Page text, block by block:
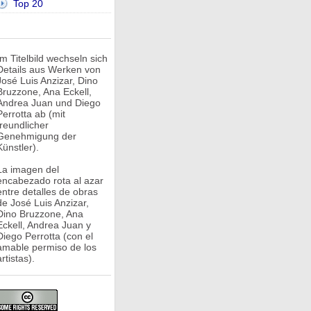
Top 20
Titelbild wechseln sich
aus Werken von
Luis Anzizar, Dino
Ana Eckell,
Juan und Diego
ab (mit
der
imagen del
rota al azar
detalles de obras
José Luis Anzizar,
Bruzzone, Ana
Andrea Juan y
Perrotta (con el
permiso de los